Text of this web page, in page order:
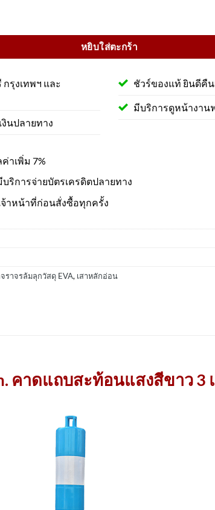
หยิบใส่ตะกร้า
รุงเทพฯ และ
งินปลายทาง
ชัวร์ของแท้ ยินดีคืน
มีบริการดูหน้างาน
าเพิ่ม 7%
ริการจ่ายบัตรเครดิตปลายทาง
าหน้าที่ก่อนสั่งซื้อทุกครั้ง
ราจรล้มลุกวัสดุ EVA, เสาหลักอ่อน
คาดแถบสะท้อนแสงสีขาว 3